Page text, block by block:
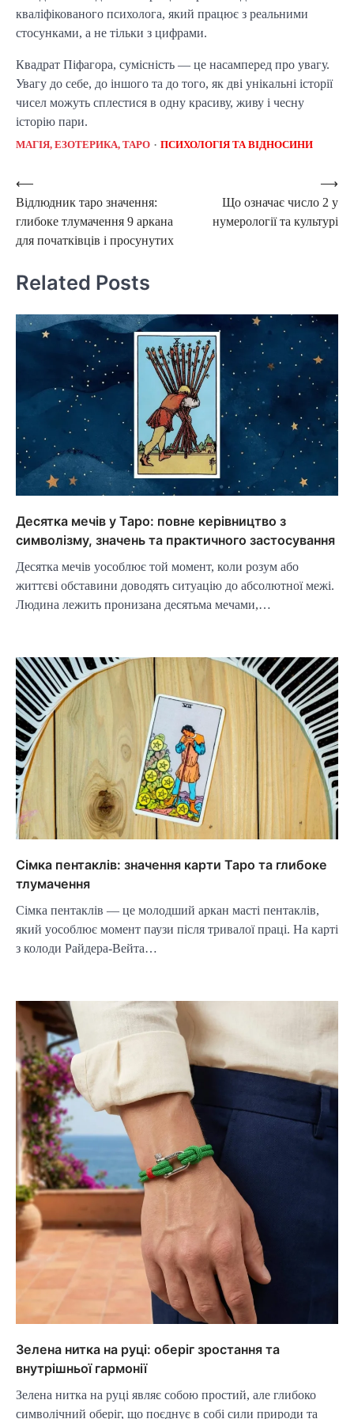
кваліфікованого психолога, який працює з реальними
стосунками, а не тільки з цифрами.
Квадрат Піфагора, сумісність — це насамперед про увагу.
Увагу до себе, до іншого та до того, як дві унікальні історії
чисел можуть сплестися в одну красиву, живу і чесну
історію пари.
МАГІЯ, ЕЗОТЕРИКА, ТАРО ПСИХОЛОГІЯ ТА ВІДНОСИНИ
Post
navigation
⟵
Відлюдник таро значення:
глибоке тлумачення 9 аркана
для початківців і просунутих
Що означає число 2 у
нумерології та культурі
⟶
Related Posts
Десятка мечів у Таро: повне керівництво з
символізму, значень та практичного застосування
Десятка мечів уособлює той момент, коли розум або
життєві обставини доводять ситуацію до абсолютної межі.
Людина лежить пронизана десятьма мечами,…
Сімка пентаклів: значення карти Таро та глибоке
тлумачення
Сімка пентаклів — це молодший аркан масті пентаклів,
який уособлює момент паузи після тривалої праці. На карті
з колоди Райдера-Вейта…
Зелена нитка на руці: оберіг зростання та
внутрішньої гармонії
Зелена нитка на руці являє собою простий, але глибоко
символічний оберіг, що поєднує в собі сили природи та